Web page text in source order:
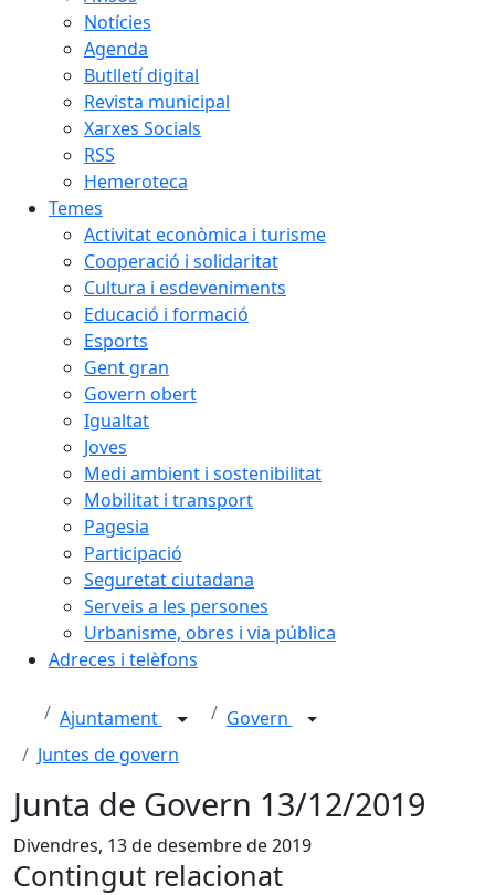
Notícies
Agenda
Butlletí digital
Revista municipal
Xarxes Socials
RSS
Hemeroteca
Temes
Activitat econòmica i turisme
Cooperació i solidaritat
Cultura i esdeveniments
Educació i formació
Esports
Gent gran
Govern obert
Igualtat
Joves
Medi ambient i sostenibilitat
Mobilitat i transport
Pagesia
Participació
Seguretat ciutadana
Serveis a les persones
Urbanisme, obres i via pública
Adreces i telèfons
Ajuntament
Govern
Juntes de govern
Junta de Govern 13/12/2019
Divendres, 13 de desembre de 2019
Contingut relacionat